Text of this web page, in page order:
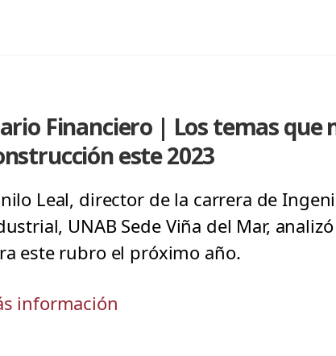
Financiero | Los temas
este 2023
Leal, director de la carrera de
UNAB Sede Viña del Mar,
este rubro el próximo año.
información